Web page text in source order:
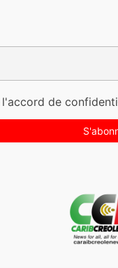
navigateur pour
l'accord de